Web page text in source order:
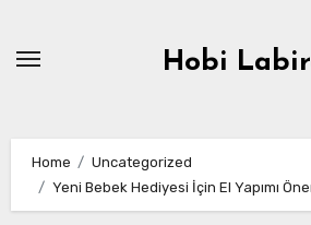
Hobi
Home
Uncategorized
Yeni Bebek Hediyesi İçin El Yapımı